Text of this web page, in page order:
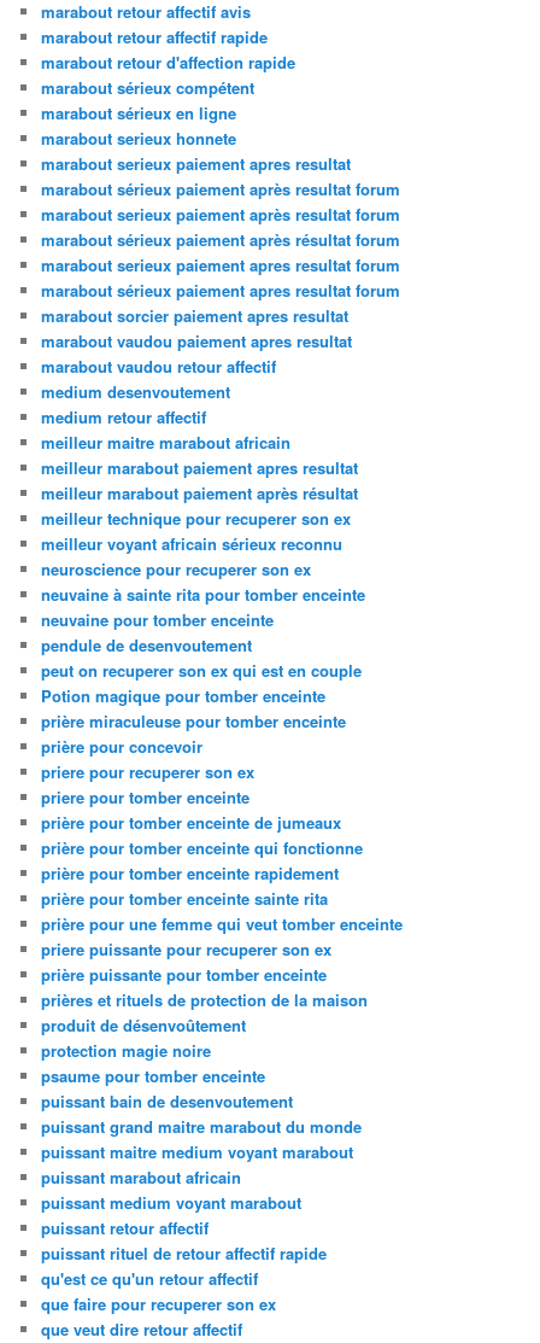
marabout retour affectif avis
marabout retour affectif rapide
marabout retour d'affection rapide
marabout sérieux compétent
marabout sérieux en ligne
marabout serieux honnete
marabout serieux paiement apres resultat
marabout sérieux paiement après resultat forum
marabout serieux paiement après resultat forum
marabout sérieux paiement après résultat forum
marabout serieux paiement apres resultat forum
marabout sérieux paiement apres resultat forum
marabout sorcier paiement apres resultat
marabout vaudou paiement apres resultat
marabout vaudou retour affectif
medium desenvoutement
medium retour affectif
meilleur maitre marabout africain
meilleur marabout paiement apres resultat
meilleur marabout paiement après résultat
meilleur technique pour recuperer son ex
meilleur voyant africain sérieux reconnu
neuroscience pour recuperer son ex
neuvaine à sainte rita pour tomber enceinte
neuvaine pour tomber enceinte
pendule de desenvoutement
peut on recuperer son ex qui est en couple
Potion magique pour tomber enceinte
prière miraculeuse pour tomber enceinte
prière pour concevoir
priere pour recuperer son ex
priere pour tomber enceinte
prière pour tomber enceinte de jumeaux
prière pour tomber enceinte qui fonctionne
prière pour tomber enceinte rapidement
prière pour tomber enceinte sainte rita
prière pour une femme qui veut tomber enceinte
priere puissante pour recuperer son ex
prière puissante pour tomber enceinte
prières et rituels de protection de la maison
produit de désenvoûtement
protection magie noire
psaume pour tomber enceinte
puissant bain de desenvoutement
puissant grand maitre marabout du monde
puissant maitre medium voyant marabout
puissant marabout africain
puissant medium voyant marabout
puissant retour affectif
puissant rituel de retour affectif rapide
qu'est ce qu'un retour affectif
que faire pour recuperer son ex
que veut dire retour affectif